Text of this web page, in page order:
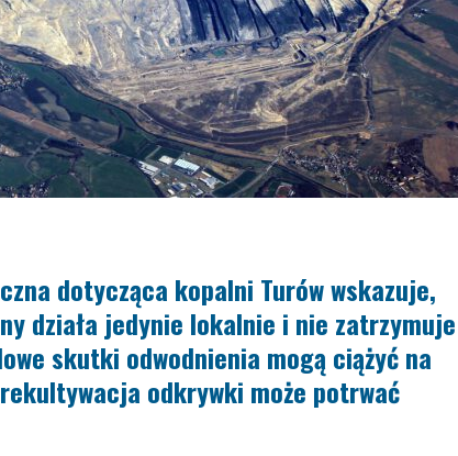
dotycząca kopalni Turów wskazuje,
działa jedynie lokalnie i nie zatrzymuje
skutki odwodnienia mogą ciążyć na
odkrywki może potrwać